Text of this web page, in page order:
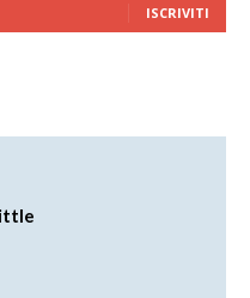
ISCRIVITI